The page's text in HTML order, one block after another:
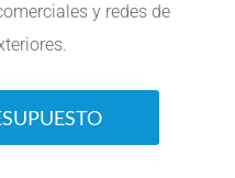
y redes de